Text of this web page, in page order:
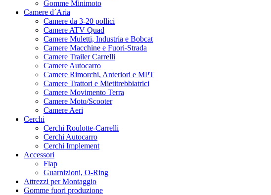
Gomme Minimoto
Camere d´Aria
Camere da 3-20 pollici
Camere ATV Quad
Camere Muletti, Industria e Bobcat
Camere Macchine e Fuori-Strada
Camere Trailer Carrelli
Camere Autocarro
Camere Rimorchi, Anteriori e MPT
Camere Trattori e Mietitrebbiatrici
Camere Movimento Terra
Camere Moto/Scooter
Camere Aeri
Cerchi
Cerchi Roulotte-Carrelli
Cerchi Autocarro
Cerchi Implement
Accessori
Flap
Guarnizioni, O-Ring
Attrezzi per Montaggio
Gomme fuori produzione